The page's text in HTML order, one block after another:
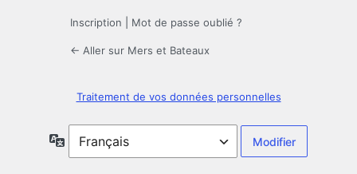
Inscription Mot de passe oublié ?
← Aller sur Mers et Bateaux
Traitement de vos données personnelles
Langue